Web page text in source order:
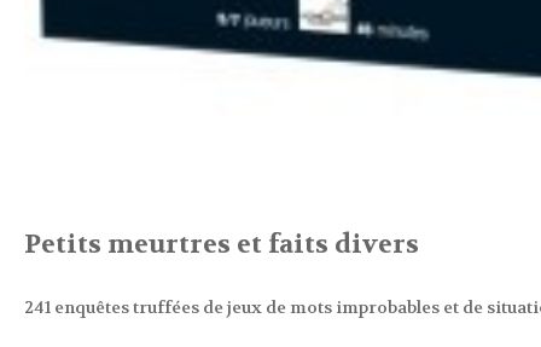
Petits meurtres et faits divers
241 enquêtes truffées de jeux de mots improbables et de